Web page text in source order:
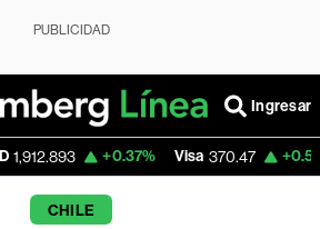
PUBLICIDAD
Ingresar
+0.37% Visa 370.47 +0.52%
CHILE